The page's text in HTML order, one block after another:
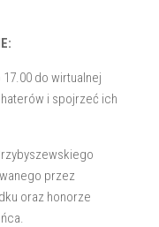
do wirtualnej
i spojrzeć ich
przez
oraz honorze